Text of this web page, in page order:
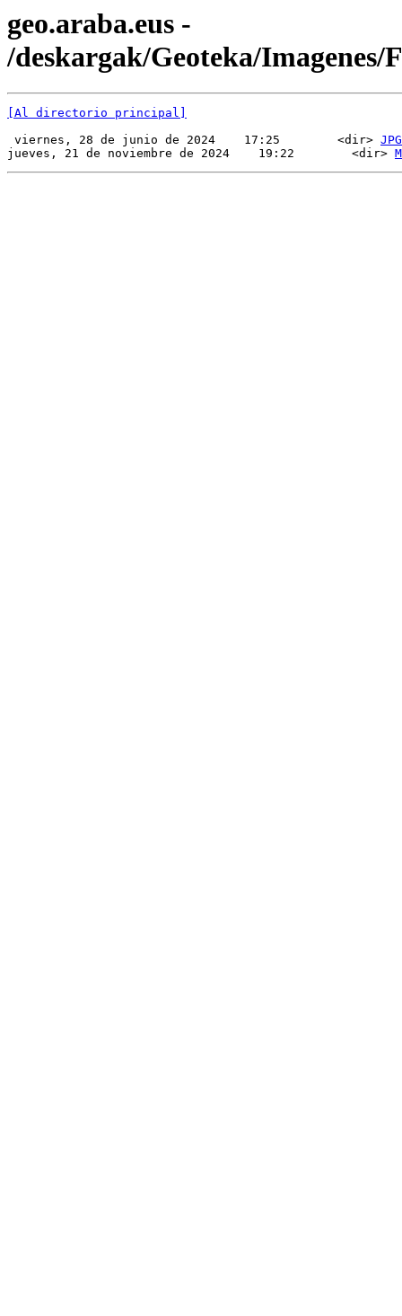
geo.araba.eus -
/deskargak/Geoteka/Imagenes/
[Al directorio principal]
viernes, 28 de junio de 2024    17:25        <dir> JPG
jueves, 21 de noviembre de 2024    19:22        <dir>